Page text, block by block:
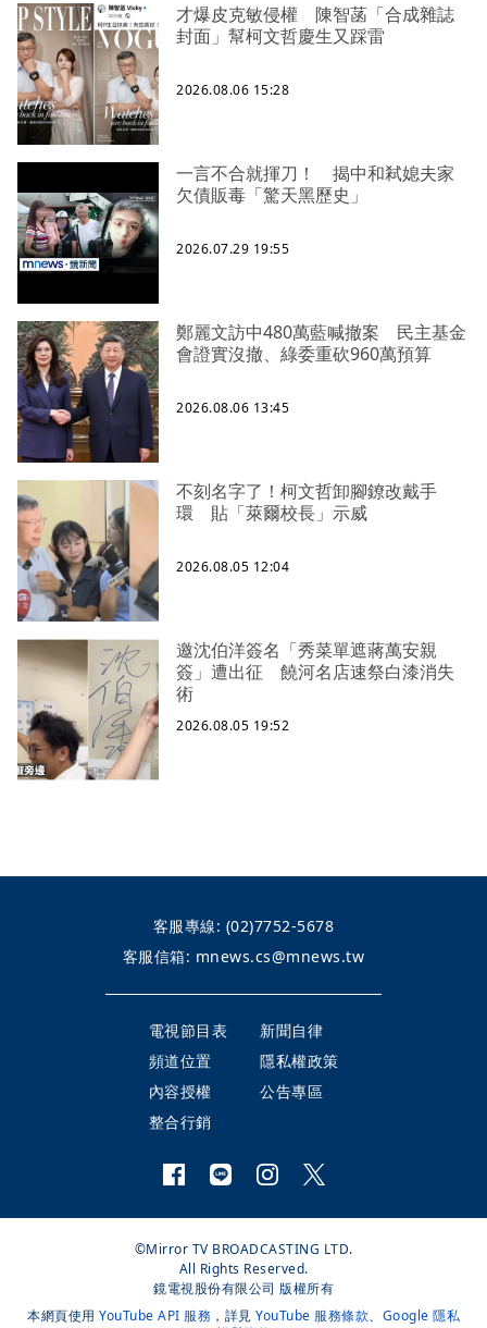
才爆皮克敏侵權 陳智菡「合成雜誌
封面」幫柯文哲慶生又踩雷
2026.08.06 15:28
一言不合就揮刀！ 揭中和弒媳夫家
欠債販毒「驚天黑歷史」
2026.07.29 19:55
鄭麗文訪中480萬藍喊撤案 民主基金
會證實沒撤、綠委重砍960萬預算
2026.08.06 13:45
不刻名字了！柯文哲卸腳鐐改戴手
環 貼「萊爾校長」示威
2026.08.05 12:04
邀沈伯洋簽名「秀菜單遮蔣萬安親
簽」遭出征 饒河名店速祭白漆消失
術
2026.08.05 19:52
客服專線: (02)7752-5678
客服信箱: mnews.cs@mnews.tw
電視節目表
新聞自律
頻道位置
隱私權政策
內容授權
公告專區
整合行銷
©Mirror TV BROADCASTING LTD.
All Rights Reserved.
鏡電視股份有限公司 版權所有
本網頁使用 YouTube API 服務 ，詳見 YouTube 服務條款、 Google 隱私